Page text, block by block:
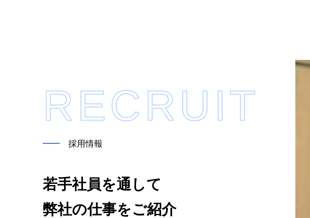
RECRUIT
━━ 採用情報
若手社員を通して
弊社の仕事をご紹介